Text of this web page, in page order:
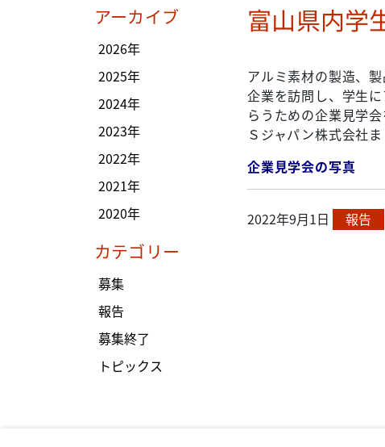
アーカイブ
2026年
2025年
2024年
2023年
2022年
2021年
2020年
カテゴリー
募集
報告
募集終了
トピックス
富山県内学
アルミ素材の製造、
企業を訪問し、学生
らうための企業見学
Ｓジャパン株式会社ま
企業見学会の写真
2022年9月1日 報告